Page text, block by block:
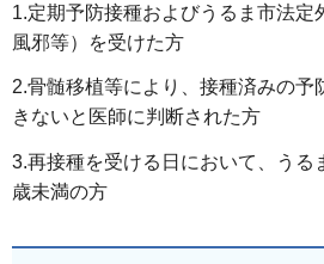
1.定期予防接種およびうるま市法定
風邪等）を受けた方
2.骨髄移植等により、接種済みの予
きないと医師に判断された方
3.再接種を受ける日において、うる
歳未満の方